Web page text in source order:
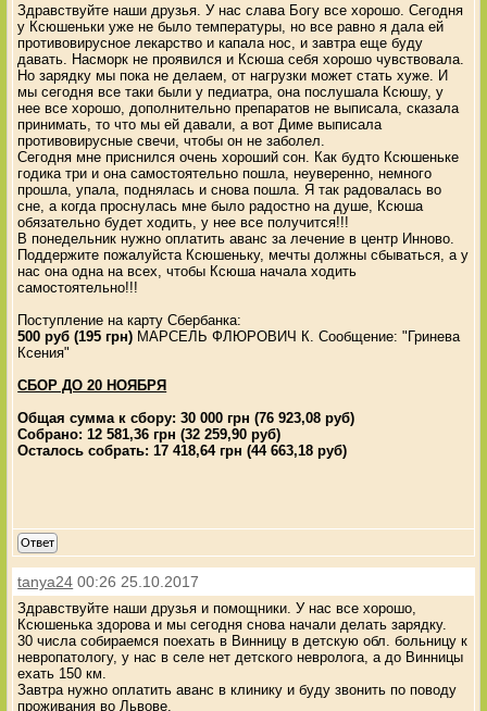
Здравствуйте наши друзья. У нас слава Богу все хорошо. Сегодня
у Ксюшеньки уже не было температуры, но все равно я дала ей
противовирусное лекарство и капала нос, и завтра еще буду
давать. Насморк не проявился и Ксюша себя хорошо чувствовала.
Но зарядку мы пока не делаем, от нагрузки может стать хуже. И
мы сегодня все таки были у педиатра, она послушала Ксюшу, у
нее все хорошо, дополнительно препаратов не выписала, сказала
принимать, то что мы ей давали, а вот Диме выписала
противовирусные свечи, чтобы он не заболел.
Сегодня мне приснился очень хороший сон. Как будто Ксюшеньке
годика три и она самостоятельно пошла, неуверенно, немного
прошла, упала, поднялась и снова пошла. Я так радовалась во
сне, а когда проснулась мне было радостно на душе, Ксюша
обязательно будет ходить, у нее все получится!!!
В понедельник нужно оплатить аванс за лечение в центр Инново.
Поддержите пожалуйста Ксюшеньку, мечты должны сбываться, а у
нас она одна на всех, чтобы Ксюша начала ходить
самостоятельно!!!
Поступление на карту Сбербанка:
500 руб (195 грн) МАРСЕЛЬ ФЛЮРОВИЧ К. Сообщение: "Гринева
Ксения"
СБОР ДО 20 НОЯБРЯ
Общая сумма к сбору: 30 000 грн (76 923,08 руб)
Собрано: 12 581,36 грн (32 259,90 руб)
Осталось собрать: 17 418,64 грн (44 663,18 руб)
Ответ
tanya24 00:26 25.10.2017
Здравствуйте наши друзья и помощники. У нас все хорошо,
Ксюшенька здорова и мы сегодня снова начали делать зарядку.
30 числа собираемся поехать в Винницу в детскую обл. больницу к
невропатологу, у нас в селе нет детского невролога, а до Винницы
ехать 150 км.
Завтра нужно оплатить аванс в клинику и буду звонить по поводу
проживания во Львове.